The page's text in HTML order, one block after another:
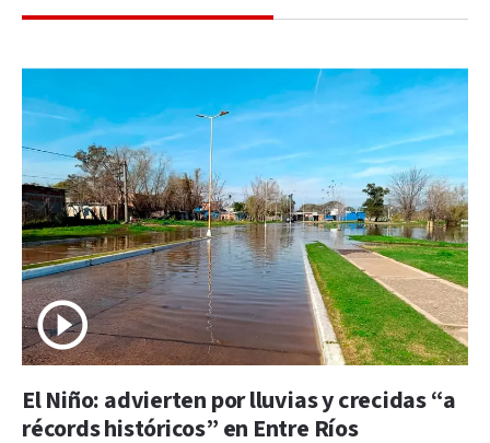
El Niño: advierten por lluvias y crecidas “a
récords históricos” en Entre Ríos